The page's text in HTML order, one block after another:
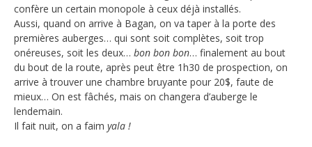
confère un certain monopole à ceux déjà installés.
Aussi, quand on arrive à Bagan, on va taper à la porte des
premières auberges… qui sont soit complètes, soit trop
onéreuses, soit les deux… bon bon bon… finalement au bout
du bout de la route, après peut être 1h30 de prospection, on
arrive à trouver une chambre bruyante pour 20$, faute de
mieux… On est fâchés, mais on changera d’auberge le
lendemain.
Il fait nuit, on a faim yala !